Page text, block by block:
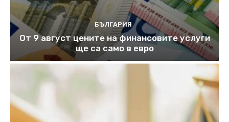
БЪЛГАРИЯ
От 9 август цените на финансовите услуги
ще са само в евро